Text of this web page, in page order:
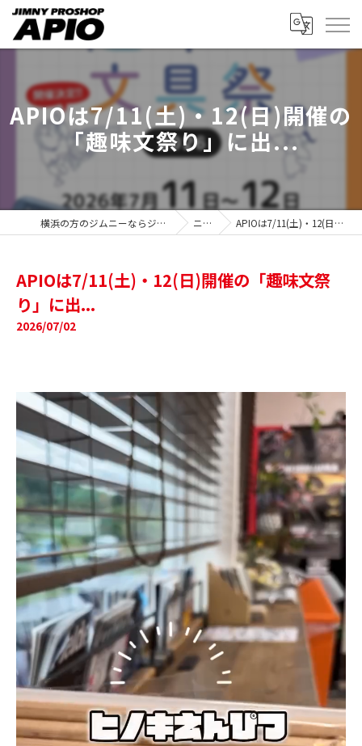
APIOは7/11(土)・12(日)開催の
「趣味文祭り」に出...
横浜の方のジムニーならジムニー専門店 プロショップアピオ ニュース APIOは7/11(土)・12(日)開催の「趣味文祭り」に出...
APIOは7/11(土)・12(日)開催の「趣味文祭
り」に出...
2026/07/02